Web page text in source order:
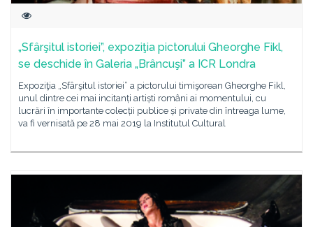
„Sfârşitul istoriei”, expoziţia pictorului Gheorghe Fikl,
se deschide în Galeria „Brâncuşi” a ICR Londra
Expoziţia „Sfârşitul istoriei” a pictorului timişorean Gheorghe Fikl,
unul dintre cei mai incitanți artiști români ai momentului, cu
lucrări în importante colecții publice și private din întreaga lume,
va fi vernisată pe 28 mai 2019 la Institutul Cultural